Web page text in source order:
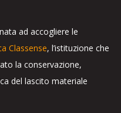
ad accogliere le
Classense, l’istituzione che
la conservazione,
del lascito materiale